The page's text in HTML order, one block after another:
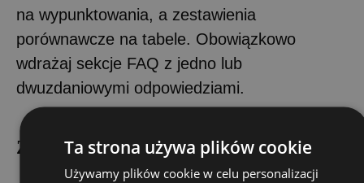
na wypunktowania, a zestawienia
porównawcze na tabele. Obowiązkowo
wdrażaj sekcje FAQ z jedno lub
dwuzdaniowymi odpowiedziami.
Zero „fluffu” (lania wody)
Ta strona używa plików cookie
Używamy plików cookie w celu personalizacji